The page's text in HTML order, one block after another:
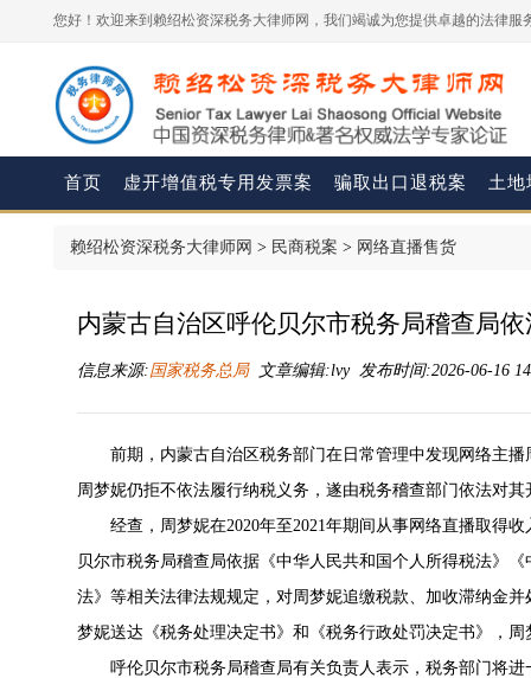
您好！欢迎来到赖绍松资深税务大律师网，我们竭诚为您提供卓越的法律服
首页 虚开增值税专用发票案 骗取出口退税案 土地
赖绍松资深税务大律师网 > 民商税案 > 网络直播售货
内蒙古自治区呼伦贝尔市税务局稽查局
信息来源:国家税务总局文章编辑:lvy 发布时间:2026-06-16
前期，内蒙古自治区税务部门在日常管理中发现网络主
周梦妮仍拒不依法履行纳税义务，遂由税务稽查部门依法对
经查，周梦妮在2020年至2021年期间从事网络直播取得
贝尔市税务局稽查局依据《中华人民共和国个人所得税法》
法》等相关法律法规规定，对周梦妮追缴税款、加收滞纳金
梦妮送达《税务处理决定书》和《税务行政处罚决定书》，
呼伦贝尔市税务局稽查局有关负责人表示，税务部门将